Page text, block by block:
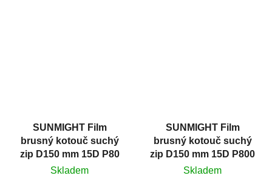
SUNMIGHT Film
brusný kotouč suchý
zip D150 mm 15D P80
Skladem
SUNMIGHT Film
brusný kotouč suchý
zip D150 mm 15D P800
Skladem